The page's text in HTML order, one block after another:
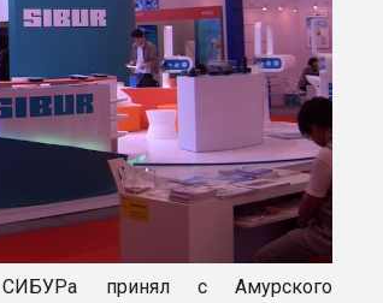
СИБУРа принял с Амурского